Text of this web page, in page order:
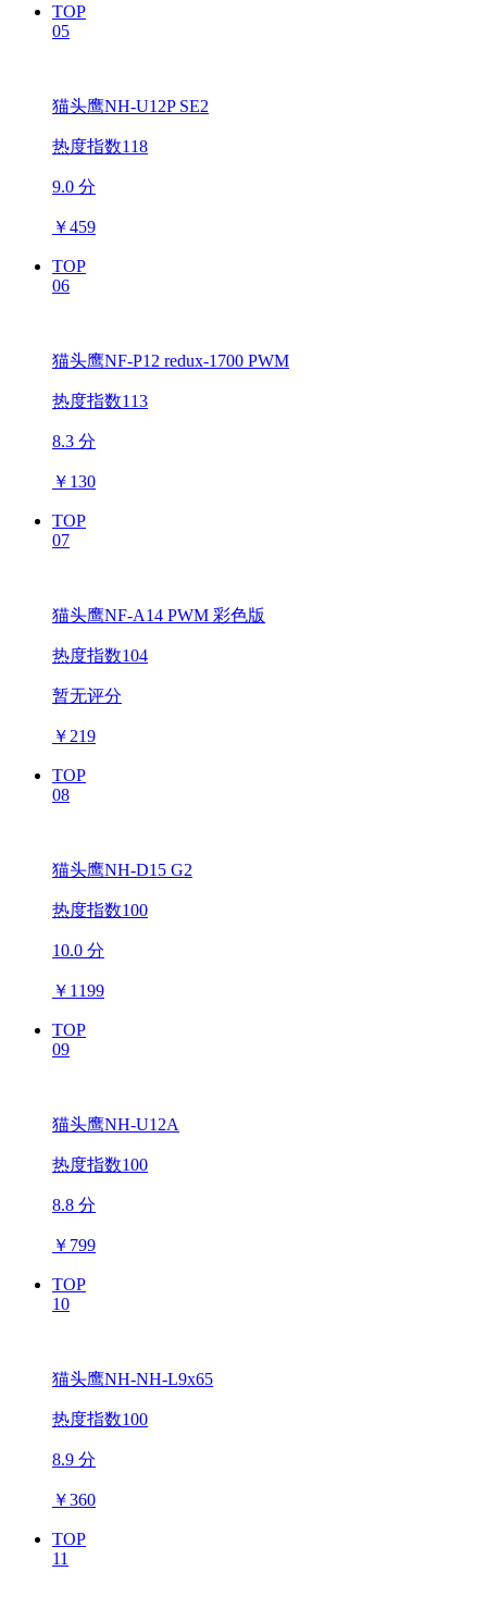
TOP
05
猫头鹰NH-U12P SE2
热度指数118
9.0 分
￥459
TOP
06
猫头鹰NF-P12 redux-1700 PWM
热度指数113
8.3 分
￥ 130
TOP
07
猫头鹰NF-A14 PWM 彩色版
热度指数104
暂无评分
￥ 219
TOP
08
猫头鹰NH-D15 G2
热度指数100
10.0 分
￥ 1199
TOP
09
猫头鹰NH-U12A
热度指数100
8.8 分
￥ 799
TOP
10
猫头鹰NH-NH-L9x65
热度指数100
8.9 分
￥360
TOP
11